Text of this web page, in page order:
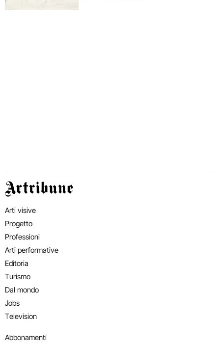
Artribune
Arti visive
Progetto
Professioni
Arti performative
Editoria
Turismo
Dal mondo
Jobs
Television
Abbonamenti